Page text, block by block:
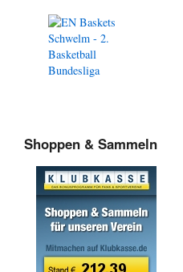
Shoppen & Sammeln